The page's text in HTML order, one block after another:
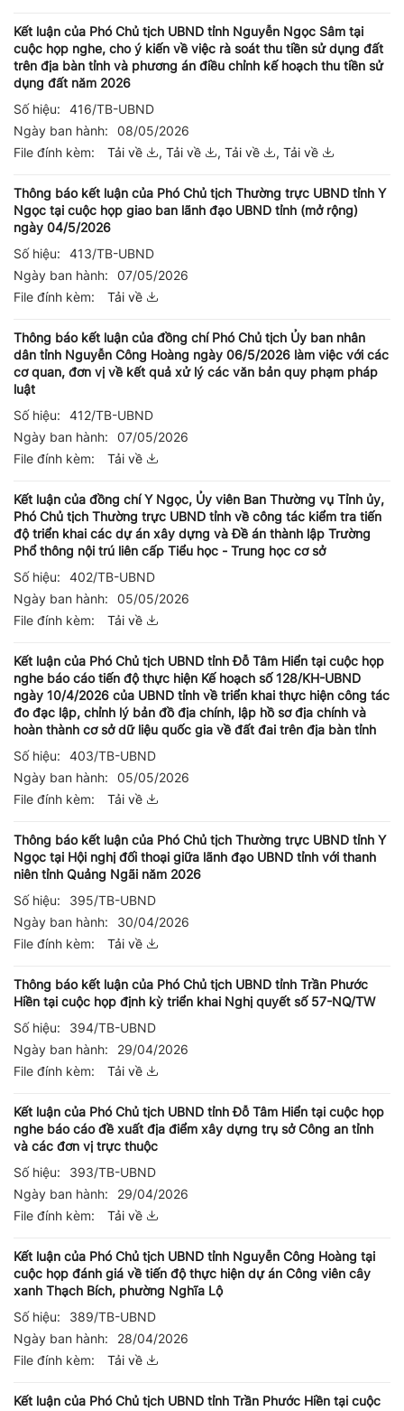
Kết luận của Phó Chủ tịch UBND tỉnh Nguyễn Ngọc Sâm tại
cuộc họp nghe, cho ý kiến về việc rà soát thu tiền sử dụng đất
trên địa bàn tỉnh và phương án điều chỉnh kế hoạch thu tiền sử
dụng đất năm 2026
Số hiệu:
416/TB-UBND
Ngày ban hành:
08/05/2026
File đính kèm:
Tải về , Tải về , Tải về , Tải về
Thông báo kết luận của Phó Chủ tịch Thường trực UBND tỉnh Y
Ngọc tại cuộc họp giao ban lãnh đạo UBND tỉnh (mở rộng)
ngày 04/5/2026
Số hiệu:
413/TB-UBND
Ngày ban hành:
07/05/2026
File đính kèm:
Tải về
Thông báo kết luận của đồng chí Phó Chủ tịch Ủy ban nhân
dân tỉnh Nguyễn Công Hoàng ngày 06/5/2026 làm việc với các
cơ quan, đơn vị về kết quả xử lý các văn bản quy phạm pháp
luật
Số hiệu:
412/TB-UBND
Ngày ban hành:
07/05/2026
File đính kèm:
Tải về
Kết luận của đồng chí Y Ngọc, Ủy viên Ban Thường vụ Tỉnh ủy,
Phó Chủ tịch Thường trực UBND tỉnh về công tác kiểm tra tiến
độ triển khai các dự án xây dựng và Đề án thành lập Trường
Phổ thông nội trú liên cấp Tiểu học - Trung học cơ sở
Số hiệu:
402/TB-UBND
Ngày ban hành:
05/05/2026
File đính kèm:
Tải về
Kết luận của Phó Chủ tịch UBND tỉnh Đỗ Tâm Hiển tại cuộc họp
nghe báo cáo tiến độ thực hiện Kế hoạch số 128/KH-UBND
ngày 10/4/2026 của UBND tỉnh về triển khai thực hiện công tác
đo đạc lập, chỉnh lý bản đồ địa chính, lập hồ sơ địa chính và
hoàn thành cơ sở dữ liệu quốc gia về đất đai trên địa bàn tỉnh
Số hiệu:
403/TB-UBND
Ngày ban hành:
05/05/2026
File đính kèm:
Tải về
Thông báo kết luận của Phó Chủ tịch Thường trực UBND tỉnh Y
Ngọc tại Hội nghị đối thoại giữa lãnh đạo UBND tỉnh với thanh
niên tỉnh Quảng Ngãi năm 2026
Số hiệu:
395/TB-UBND
Ngày ban hành:
30/04/2026
File đính kèm:
Tải về
Thông báo kết luận của Phó Chủ tịch UBND tỉnh Trần Phước
Hiền tại cuộc họp định kỳ triển khai Nghị quyết số 57-NQ/TW
Số hiệu:
394/TB-UBND
Ngày ban hành:
29/04/2026
File đính kèm:
Tải về
Kết luận của Phó Chủ tịch UBND tỉnh Đỗ Tâm Hiển tại cuộc họp
nghe báo cáo đề xuất địa điểm xây dựng trụ sở Công an tỉnh
và các đơn vị trực thuộc
Số hiệu:
393/TB-UBND
Ngày ban hành:
29/04/2026
File đính kèm:
Tải về
Kết luận của Phó Chủ tịch UBND tỉnh Nguyễn Công Hoàng tại
cuộc họp đánh giá về tiến độ thực hiện dự án Công viên cây
xanh Thạch Bích, phường Nghĩa Lộ
Số hiệu:
389/TB-UBND
Ngày ban hành:
28/04/2026
File đính kèm:
Tải về
Kết luận của Phó Chủ tịch UBND tỉnh Trần Phước Hiền tại cuộc